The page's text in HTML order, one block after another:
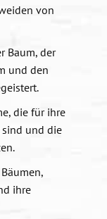
von
Baum, der
und den
die für ihre
und die
ihre